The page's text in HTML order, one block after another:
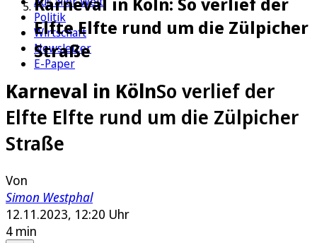
Politik
Wirtschaft
Newsletter
E-Paper
Elfte Elfte rund um die Zülpicher
Straße
Karneval in KölnSo verlief der
Elfte Elfte rund um die Zülpicher
Straße
Von
Simon Westphal
12.11.2023, 12:20 Uhr
4 min